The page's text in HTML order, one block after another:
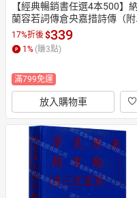
【經典暢銷書任選4本500】納
蘭容若詞傳倉央嘉措詩傳（附
加碼02）丨天龍圖書簡體字專
賣店丨978751133997301
05_中智)
17%折後$339
1% (賺3點)
滿799免運
放入購物車